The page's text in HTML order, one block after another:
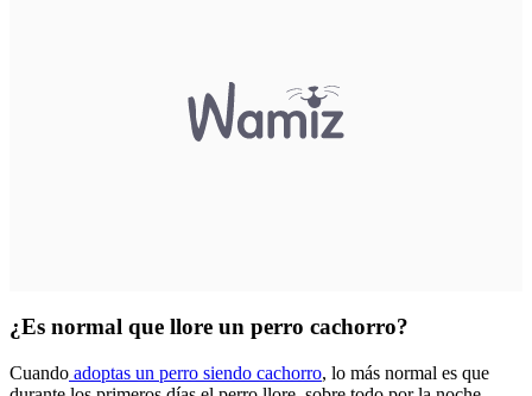
¿Es normal que llore un perro cachorro?
Cuando adoptas un perro siendo cachorro, lo más normal es que